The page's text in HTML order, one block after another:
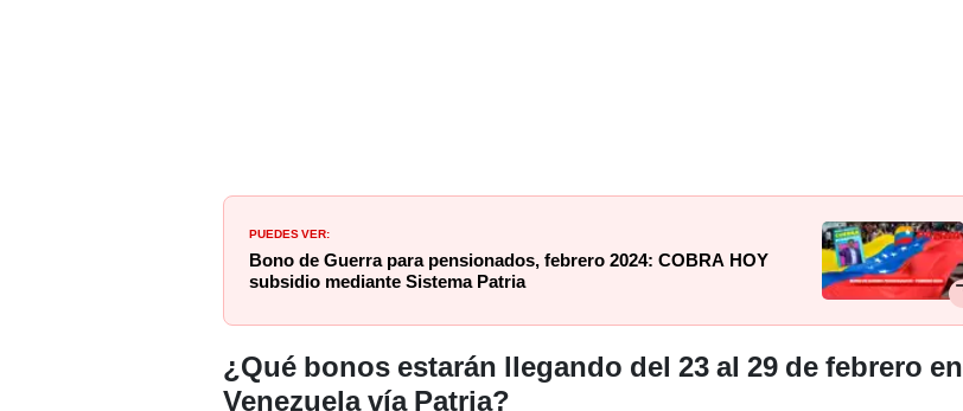
PUEDES VER:
Bono de Guerra para pensionados, febrero 2024: COBRA HOY
subsidio mediante Sistema Patria
¿Qué bonos estarán llegando del 23 al 29 de febrero en
Venezuela vía Patria?